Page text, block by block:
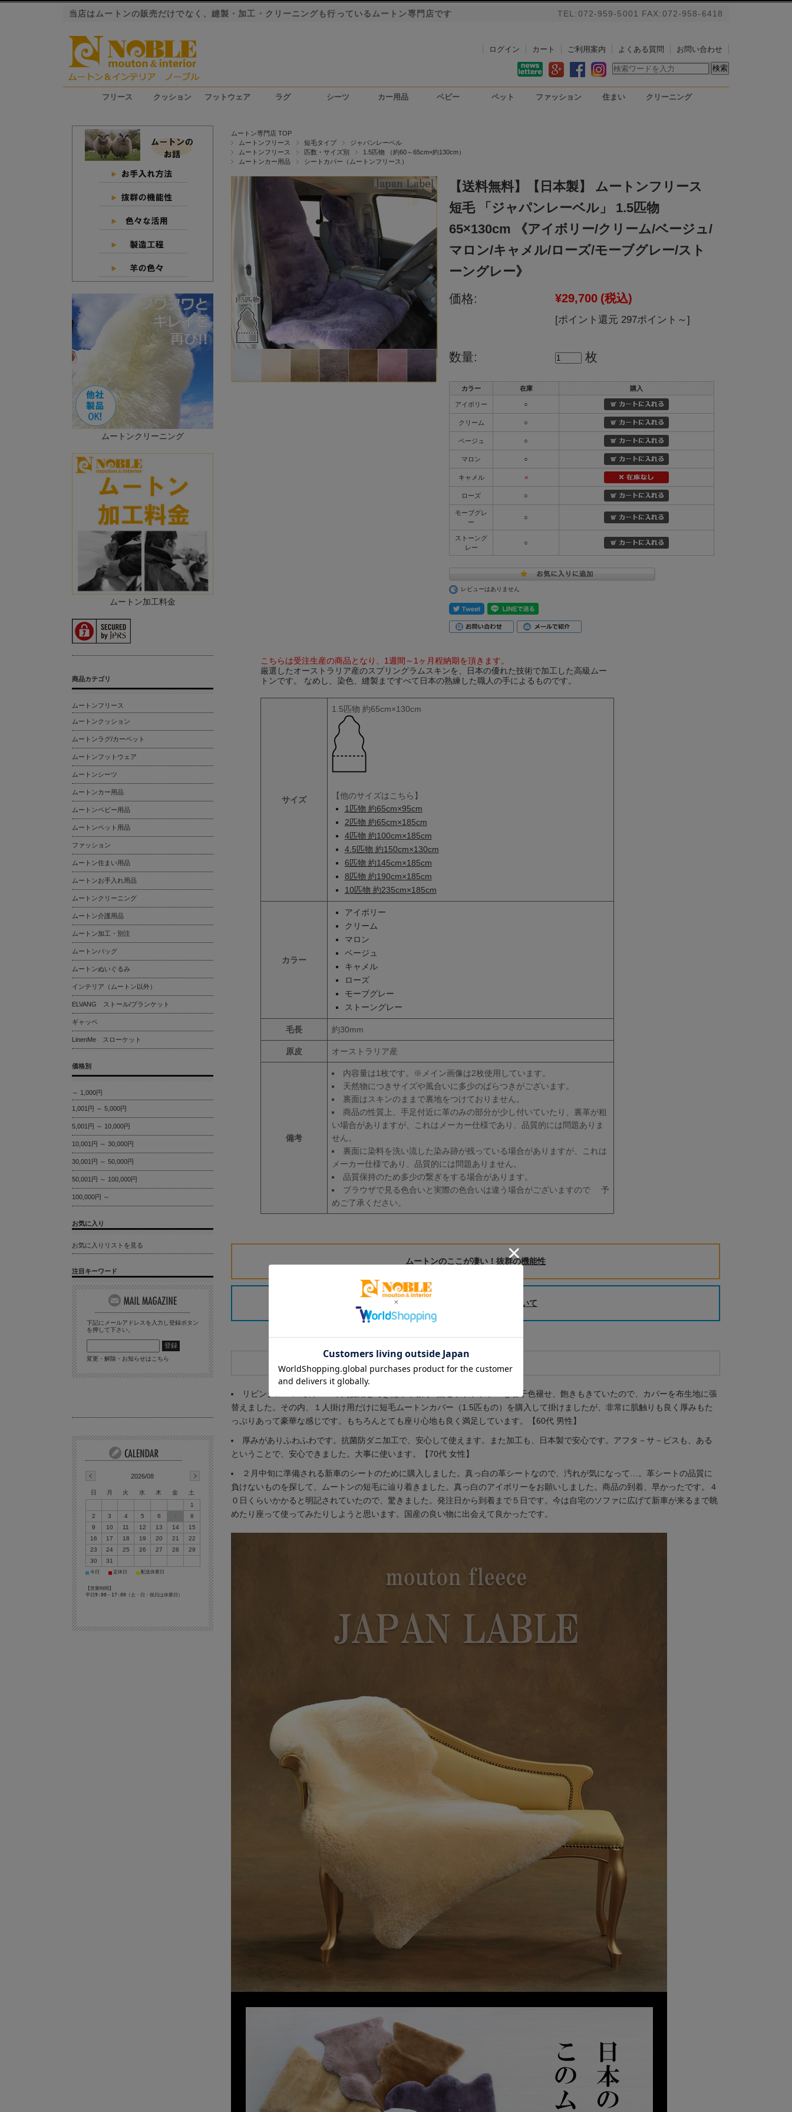
当店はムートンの販売だけでなく、縫製・加工・クリーニングも行っているムートン専門店です TEL:072-959-5001 FAX:072-958-6418
お問い合わせ
よくある質問
ご利用案内
カート
ログイン
フリース クッション フットウェア ラグ シーツ カー用品 ベビー ペット ファッション 住まい クリーニング
ムートン専門店 TOP
ムートンフリース
短毛タイプ
ジャパンレーベル
ムートンフリース
匹数・サイズ別
1.5匹物 （約60～65cm×約130cm）
ムートンカー用品
シートカバー（ムートンフリース）
【送料無料】【日本製】 ムートンフリース
短毛 「ジャパンレーベル」 1.5匹物
65×130cm 《アイボリー/クリーム/ベージュ/
マロン/キャメル/ローズ/モーブグレー/スト
ーングレー》
価格: ¥29,700 (税込)
[ポイント還元 297ポイント～]
数量: 枚
カラー 在庫 購入
アイボリー ○
クリーム ○
ベージュ ○
マロン ○
キャメル ×
ローズ ○
モーブグレ
ー
○
ストーング
レー
○
レビューはありません
こちらは受注生産の商品となり、1週間～1ヶ月程納期を頂きます。
厳選したオーストラリア産のスプリングラムスキンを、日本の優れた技術で加工した高級ムー
トンです。 なめし、染色、縫製まですべて日本の熟練した職人の手によるものです。
サイズ
1.5匹物 約65cm×130cm
【他のサイズはこちら】
1匹物 約65cm×95cm
2匹物 約65cm×185cm
4匹物 約100cm×185cm
4.5匹物 約150cm×130cm
6匹物 約145cm×185cm
8匹物 約190cm×185cm
10匹物 約235cm×185cm
カラー
アイボリー
クリーム
マロン
ベージュ
キャメル
ローズ
モーブグレー
ストーングレー
毛長 約30mm
原皮 オーストラリア産
備考
内容量は1枚です。※メイン画像は2枚使用しています。
天然物につきサイズや風合いに多少のばらつきがございます。
裏面はスキンのままで裏地をつけておりません。
商品の性質上、手足付近に革のみの部分が少し付いていたり、裏革が粗
い場合がありますが、これはメーカー仕様であり、品質的には問題ありま
せん。
裏面に染料を洗い流した染み跡が残っている場合がありますが、これは
メーカー仕様であり、品質的には問題ありません。
品質保持のため多少の繋ぎをする場合があります。
ブラウザで見る色合いと実際の色合いは違う場合がございますので 予
めご了承ください。
ムートンのここが凄い！抜群の機能性
ムートンのお手入れ方法について
リビングルームでの２５年間愛用してきた本革張り3点セットソファーも若干色褪せ、飽きもきていたので、カバーを布生地に張
替えました。その内、１人掛け用だけに短毛ムートンカバー（1.5匹もの）を購入して掛けましたが、非常に肌触りも良く厚みもた
っぷりあって豪華な感じです。もちろんとても座り心地も良く満足しています。【60代 男性】
厚みがありふわふわです。抗菌防ダニ加工で、安心して使えます。また加工も、日本製で安心です。アフタ－サ－ビスも、ある
ということで、安心できました。大事に使います。【70代 女性】
２月中旬に準備される新車のシートのために購入しました。真っ白の革シートなので、汚れが気になって…。革シートの品質に
負けないものを探して、ムートンの短毛に辿り着きました。真っ白のアイボリーをお願いしました。商品の到着、早かったです。４
０日くらいかかると明記されていたので、驚きました。発注日から到着まで５日です。今は自宅のソファに広げて新車が来るまで眺
めたり座って使ってみたりしようと思います。国産の良い物に出会えて良かったです。
ムートンクリーニング
ムートン加工料金
商品カテゴリ
ムートンフリース
ムートンクッション
ムートンラグ/カーペット
ムートンフットウェア
ムートンシーツ
ムートンカー用品
ムートンベビー用品
ムートンペット用品
ファッション
ムートン住まい用品
ムートンお手入れ用品
ムートンクリーニング
ムートン介護用品
ムートン加工・別注
ムートンバッグ
ムートンぬいぐるみ
インテリア（ムートン以外）
ELVANG ストール/ブランケット
ギャッベ
LinenMe スローケット
価格別
～ 1,000円
1,001円 ～ 5,000円
5,001円 ～ 10,000円
10,001円 ～ 30,000円
30,001円 ～ 50,000円
50,001円 ～ 100,000円
100,000円 ～
お気に入り
お気に入りリストを見る
注目キーワード
下記にメールアドレスを入力し登録ボタン
を押して下さい。
変更・解除・お知らせはこちら
2026/08
日 月 火 水 木 金
土
1
2
3 4 5 6 7
8
9
10 11 12 13 14
15
16
17 18 19 20 21
22
23
24 25 26 27 28
29
30
31
■ 今日 ■ 定休日 ■ 配送休業日
【営業時間】
平日9:00－17:00（土・日・祝日は休業日）